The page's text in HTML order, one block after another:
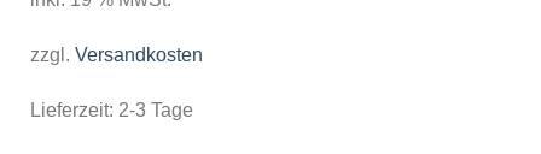
zzgl. Versandkosten
Lieferzeit: 2-3 Tage